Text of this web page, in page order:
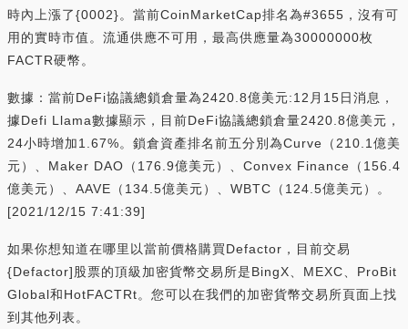
時內上漲了{0002}。當前CoinMarketCap排名為#3655，沒有可
用的實時市值。流通供應不可用，最高供應量為30000000枚
FACTR硬幣。
數據：當前DeFi協議總鎖倉量為2420.8億美元:12月15日消息，
據Defi Llama數據顯示，目前DeFi協議總鎖倉量2420.8億美元，
24小時增加1.67%。鎖倉資產排名前五分別為Curve（210.1億美
元）、Maker DAO（176.9億美元）、Convex Finance（156.4
億美元）、AAVE（134.5億美元）、WBTC（124.5億美元）。
[2021/12/15 7:41:39]
如果你想知道在哪里以當前價格購買Defactor，目前交易
{Defactor]股票的頂級加密貨幣交易所是BingX、MEXC、ProBit
Global和HotFACTRt。您可以在我們的加密貨幣交易所頁面上找
到其他列表。